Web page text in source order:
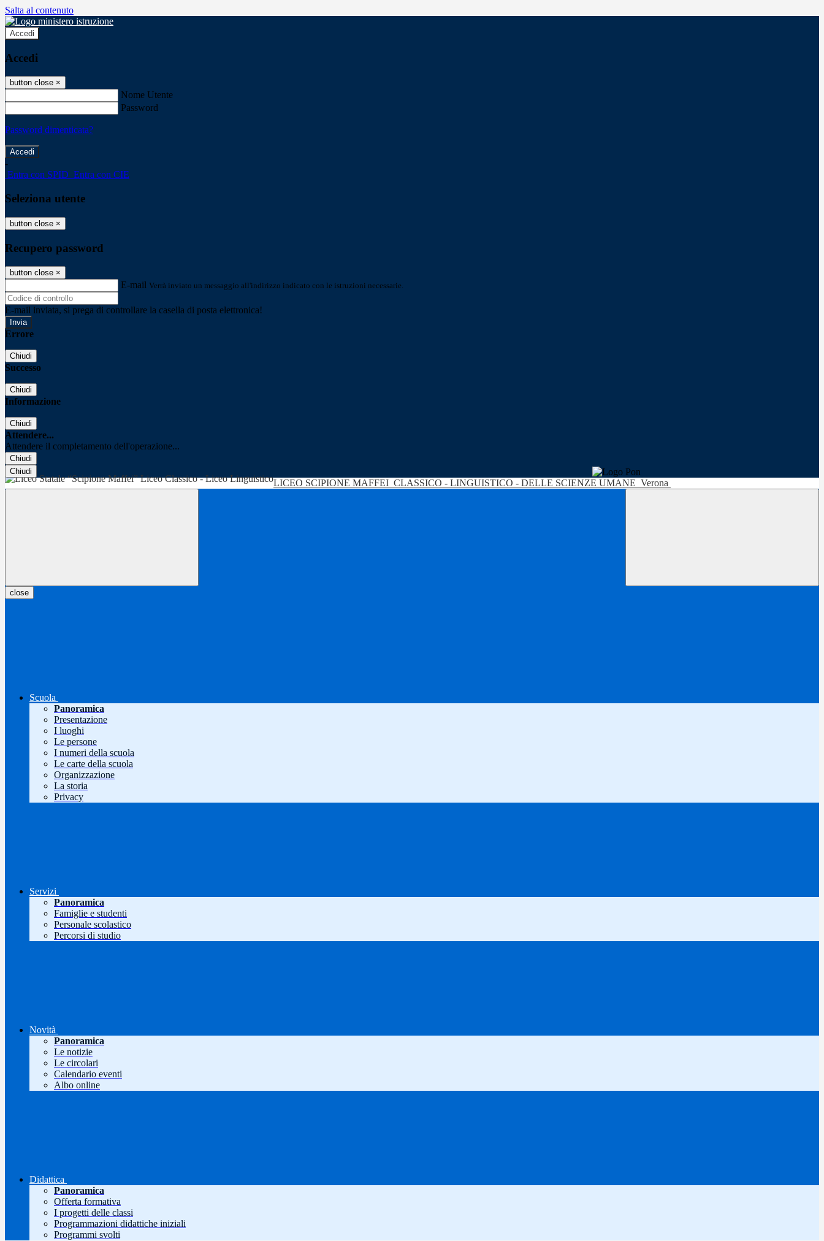
Salta al contenuto
Accedi
Accedi
button close ×
Nome Utente
Password
Password dimenticata?
-
Entra con SPID Entra con CIE
Seleziona utente
button close ×
Recupero password
button close ×
E-mail Verrà inviato un messaggio all'indirizzo indicato con le istruzioni necessarie.
E-mail inviata, si prega di controllare la casella di posta elettronica!
Errore
Chiudi
Successo
Chiudi
Informazione
Chiudi
Attendere...
Attendere il completamento dell'operazione...
Chiudi
Chiudi
LICEO SCIPIONE MAFFEI CLASSICO - LINGUISTICO - DELLE SCIENZE UMANE Verona
close
Scuola
Panoramica
Presentazione
I luoghi
Le persone
I numeri della scuola
Le carte della scuola
Organizzazione
La storia
Privacy
Servizi
Panoramica
Famiglie e studenti
Personale scolastico
Percorsi di studio
Novità
Panoramica
Le notizie
Le circolari
Calendario eventi
Albo online
Didattica
Panoramica
Offerta formativa
I progetti delle classi
Programmazioni didattiche iniziali
Programmi svolti